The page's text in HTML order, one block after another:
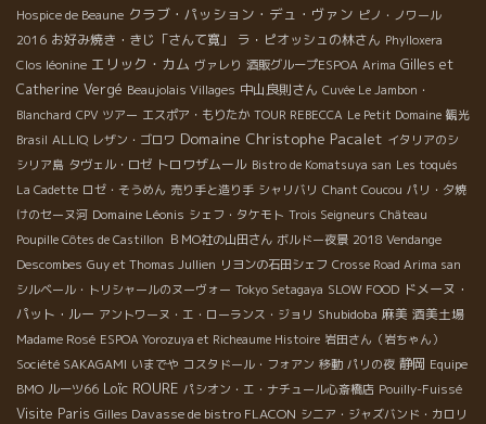
Hospice de Beaune クラブ・パッション・デュ・ヴァン ピノ・ノワール
2016 お好み焼き・きじ「さんて寛」 ラ・ピオッシュの林さん Phylloxera
Clos léonine エリック・カム ヴァレり 酒販グループESPOA Arima Gilles et
Catherine Vergé Beaujolais Villages 中山良則さん Cuvée Le Jambon・
Blanchard CPV ツアー エスポア・もりたか TOUR REBECCA Le Petit Domaine 観光
Brasil ALLIQ レザン・ゴロワ Domaine Christophe Pacalet イタリアのシ
シリア島 タヴェル・ロゼ トロワザムール Bistro de Komatsuya san Les toqués
La Cadette ロゼ・そうめん 売り手と造り手 シャリバリ Chant Coucou パリ・夕焼
けのセーヌ河 Domaine Léonis シェフ・タケモト Trois Seigneurs Château
Poupille Côtes de Castillon ＢＭО社の山田さん ボルドー夜景 2018 Vendange
Descombes Guy et Thomas Jullien リヨンの石田シェフ Crosse Road Arima san
シルベール・トリシャールのヌーヴォー Tokyo Setagaya SLOW FOOD ドメーヌ・
パット・ルー アントワーヌ・エ・ローランス・ジョリ Shubidoba 麻美 酒美土場
Madame Rosé ESPOA Yorozuya et Richeaume Histoire 岩田さん（岩ちゃん）
Société SAKAGAMI いまでや コスタドール・フォアン 移動 パリの夜 静岡 Equipe
BMO ルーツ66 Loïc ROURE パシオン・エ・ナチュール心斎橋店 Pouilly-Fuissé
Visite Paris Gilles Davasse de bistro FLACON シニア・ジャズバンド・カロリ